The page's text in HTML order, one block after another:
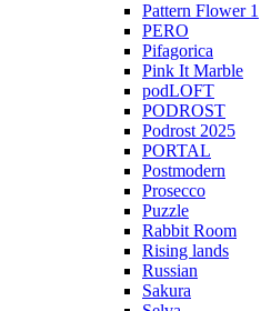
Pattern Flower 1
PERO
Pifagorica
Pink It Marble
podLOFT
PODROST
Podrost 2025
PORTAL
Postmodern
Prosecco
Puzzle
Rabbit Room
Rising lands
Russian
Sakura